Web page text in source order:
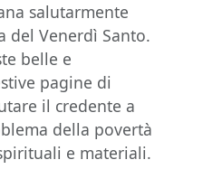
salutarmente
del Venerdì Santo.
belle e
pagine di
il credente a
della povertà
e materiali.